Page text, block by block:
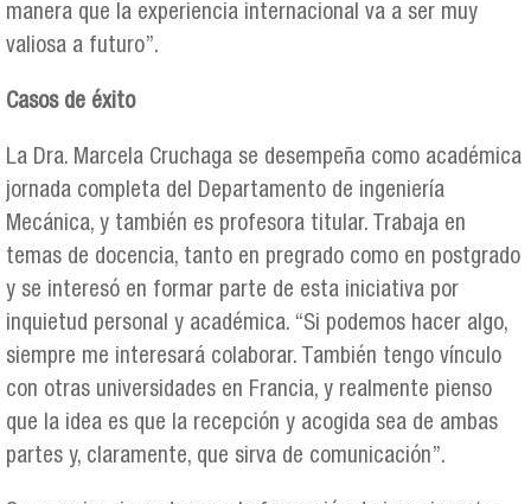
manera que la experiencia internacional va a ser muy
valiosa a futuro”.
Casos de éxito
La Dra. Marcela Cruchaga se desempeña como académica
jornada completa del Departamento de ingeniería
Mecánica, y también es profesora titular. Trabaja en
temas de docencia, tanto en pregrado como en postgrado
y se interesó en formar parte de esta iniciativa por
inquietud personal y académica. “Si podemos hacer algo,
siempre me interesará colaborar. También tengo vínculo
con otras universidades en Francia, y realmente pienso
que la idea es que la recepción y acogida sea de ambas
partes y, claramente, que sirva de comunicación”.